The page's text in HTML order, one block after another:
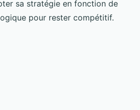
sa stratégie en fonction de
pour rester compétitif.